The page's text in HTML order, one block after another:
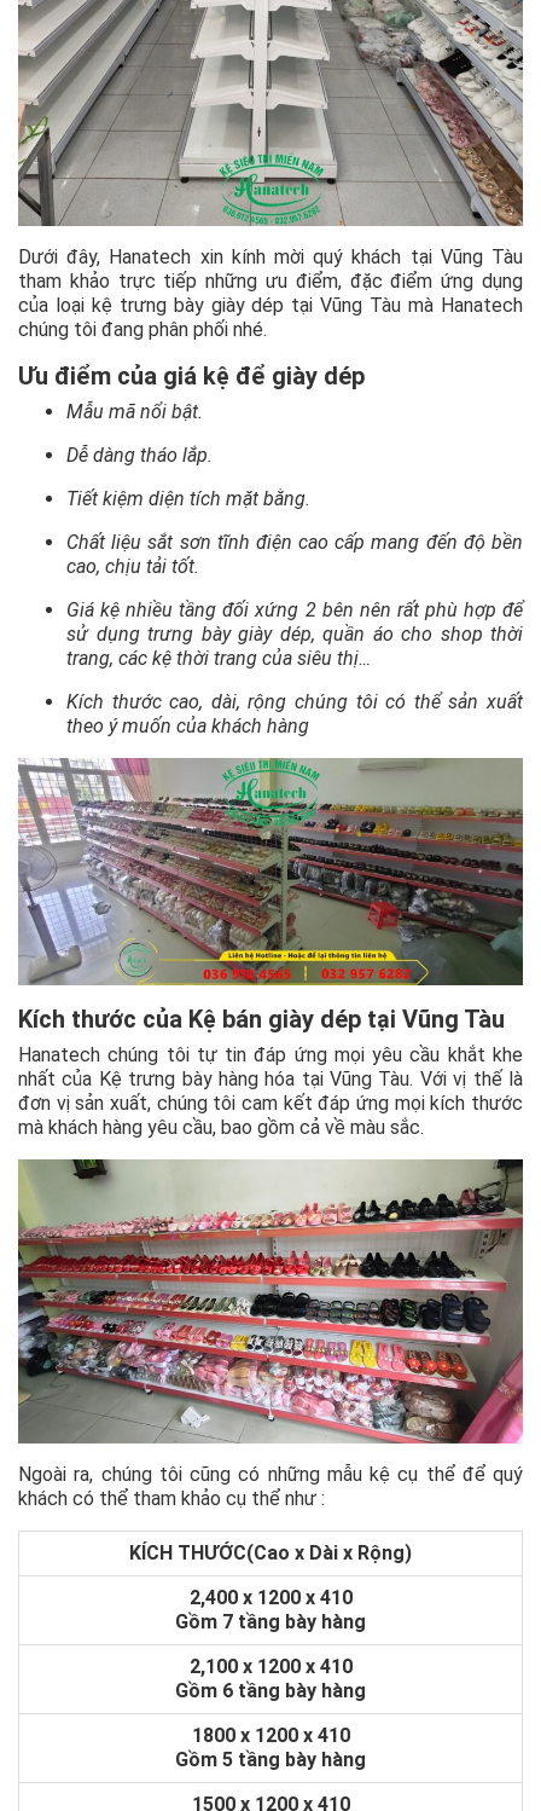
Dưới đây, Hanatech xin kính mời quý khách tại Vũng Tàu
tham khảo trực tiếp những ưu điểm, đặc điểm ứng dụng
của loại kệ trưng bày giày dép tại Vũng Tàu mà Hanatech
chúng tôi đang phân phối nhé.
Ưu điểm của giá kệ để giày dép
Mẫu mã nổi bật.
Dễ dàng tháo lắp.
Tiết kiệm diện tích mặt bằng.
Chất liệu sắt sơn tĩnh điện cao cấp mang đến độ bền
cao, chịu tải tốt.
Giá kệ nhiều tầng đối xứng 2 bên nên rất phù hợp để
sử dụng trưng bày giày dép, quần áo cho shop thời
trang, các kệ thời trang của siêu thị…
Kích thước cao, dài, rộng chúng tôi có thể sản xuất
theo ý muốn của khách hàng
Kích thước của Kệ bán giày dép tại Vũng Tàu
Hanatech chúng tôi tự tin đáp ứng mọi yêu cầu khắt khe
nhất của Kệ trưng bày hàng hóa tại Vũng Tàu. Với vị thế là
đơn vị sản xuất, chúng tôi cam kết đáp ứng mọi kích thước
mà khách hàng yêu cầu, bao gồm cả về màu sắc.
Ngoài ra, chúng tôi cũng có những mẫu kệ cụ thể để quý
khách có thể tham khảo cụ thể như :
KÍCH THƯỚC(Cao x Dài x Rộng)
2,400 x 1200 x 410
Gồm 7 tầng bày hàng
2,100 x 1200 x 410
Gồm 6 tầng bày hàng
1800 x 1200 x 410
Gồm 5 tầng bày hàng
1500 x 1200 x 410